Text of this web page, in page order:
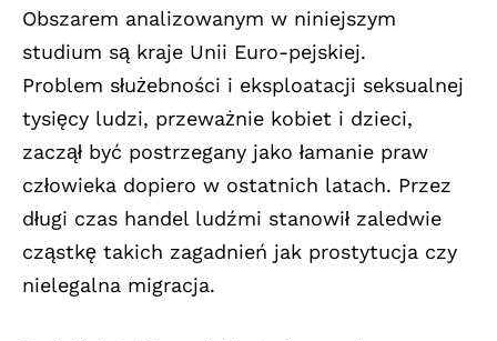
Obszarem analizowanym w niniejszym
studium są kraje Unii Euro-pejskiej.
Problem służebności i eksploatacji seksualnej
tysięcy ludzi, przeważnie kobiet i dzieci,
zaczął być postrzegany jako łamanie praw
człowieka dopiero w ostatnich latach. Przez
długi czas handel ludźmi stanowił zaledwie
cząstkę takich zagadnień jak prostytucja czy
nielegalna migracja.